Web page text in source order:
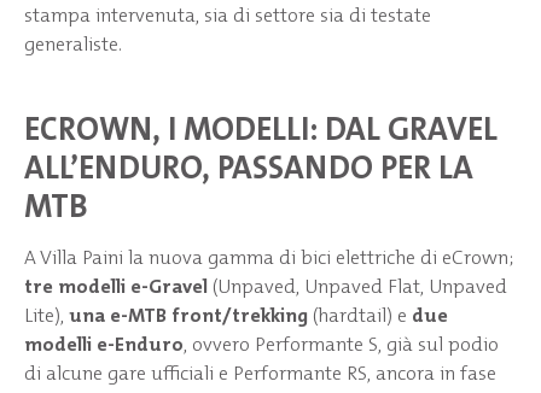
stampa intervenuta, sia di settore sia di testate
generaliste.
ECROWN, I MODELLI: DAL GRAVEL
ALL’ENDURO, PASSANDO PER LA
MTB
A Villa Paini la nuova gamma di bici elettriche di eCrown;
tre modelli e-Gravel (Unpaved, Unpaved Flat, Unpaved
Lite), una e-MTB front/trekking (hardtail) e due
modelli e-Enduro, ovvero Performante S, già sul podio
di alcune gare ufficiali e Performante RS, ancora in fase